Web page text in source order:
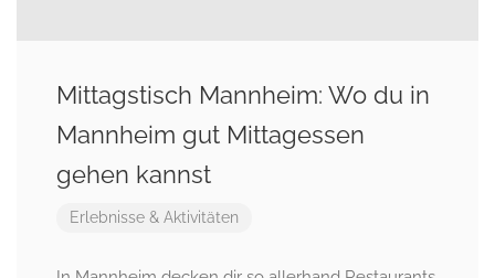
Mittagstisch Mannheim: Wo du in
Mannheim gut Mittagessen
gehen kannst
Erlebnisse & Aktivitäten